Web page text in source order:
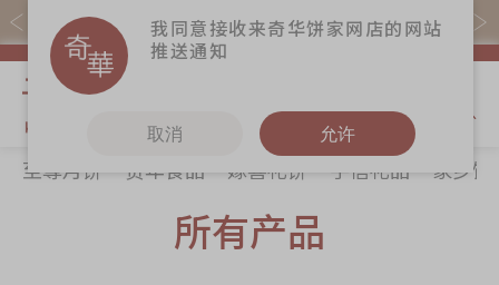
易赏钱会员凭推广码购买现货产品可赚易赏钱($5=1分)
关于奇华 奇华饼食
至尊月饼
更多
至尊月饼 贺年食品 嫁喜礼饼 手信礼品
家乡饼
所有产品
我同意接收来奇华饼家网店的网站
推送通知
取消 允许